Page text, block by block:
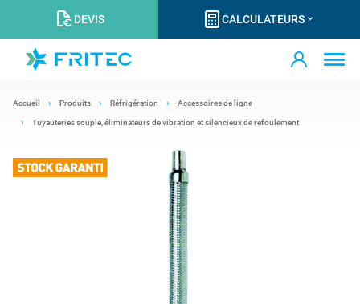
DEVIS CALCULATEURS
Accueil Produits Réfrigération Accessoires de ligne
Tuyauteries souple, éliminateurs de vibration et silencieux de refoulement